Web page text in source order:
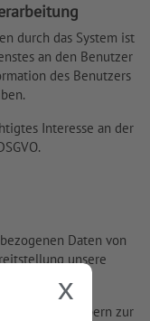
x
durch das System ist
an den Benutzer
des Benutzers
Interesse an der
Daten von
unsere
von Gastgebern zur